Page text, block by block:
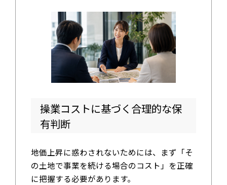
操業コストに基づく合理的な保
有判断
地価上昇に惑わされないためには、まず「そ
の土地で事業を続ける場合のコスト」を正確
に把握する必要があります。